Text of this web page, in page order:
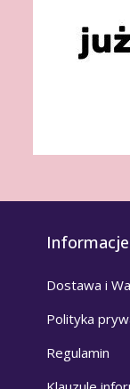
Informacje
Dostawa i
Polityka
Regulamin